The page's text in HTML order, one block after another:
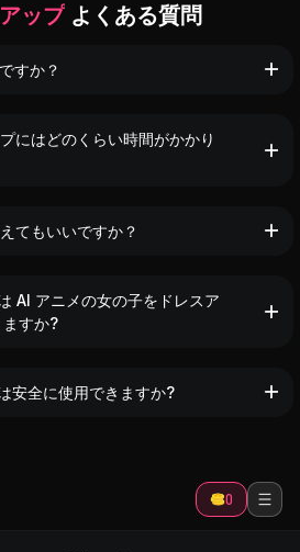
ップ よくある質問
すか？
にはどのくらい時間がかかり
てもいいですか？
AI アニメの女の子をドレスア
ますか?
安全に使用できますか?
0